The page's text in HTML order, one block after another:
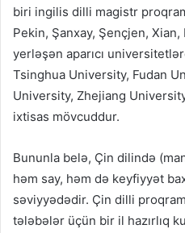
biri ingilis dilli magistr
Pekin, Şanxay, Şençjen,
yerləşən aparıcı
Tsinghua University, Fudan
University, Zhejiang
ixtisas mövcuddur.
Bununla belə, Çin dilində
həm say, həm də keyfiyyət
səviyyədədir. Çin dilli
tələbələr üçün bir il hazırlıq